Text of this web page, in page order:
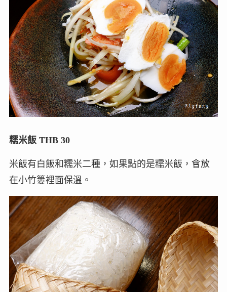
糯米飯 THB 30
米飯有白飯和糯米二種，如果點的是糯米飯，會放
在小竹簍裡面保溫。